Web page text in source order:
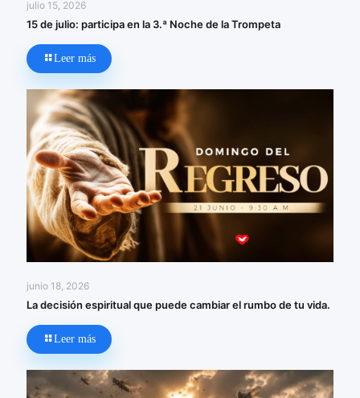
julio 15, 2026
15 de julio: participa en la 3.ª Noche de la Trompeta
Leer más
junio 18, 2026
La decisión espiritual que puede cambiar el rumbo de tu vida.
Leer más